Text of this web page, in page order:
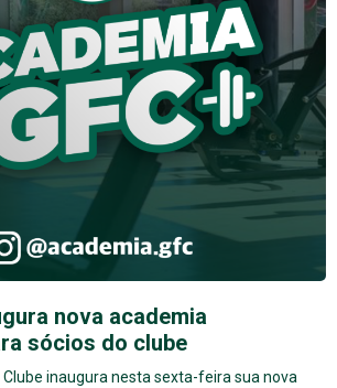
nova academia
sócios do clube
Clube inaugura nesta sexta-feira sua nova